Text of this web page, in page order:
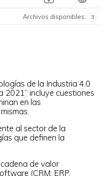
Archivos disponibles: 3
de la Industria 4.0
2021” incluye cuestiones
en las
al sector de la
que definen la
de valor
(CRM, ERP,